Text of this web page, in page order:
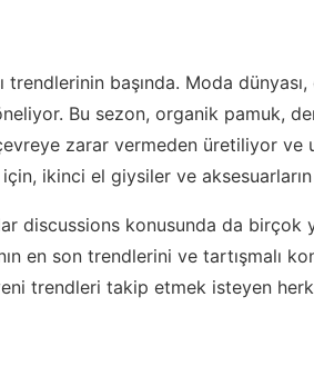
başında. Moda
Bu sezon, organik pamuk,
zarar vermeden üretiliyor ve
ikinci el giysiler ve
discussions konusunda da birçok
en son trendlerini ve tartışmalı
trendleri takip etmek isteyen